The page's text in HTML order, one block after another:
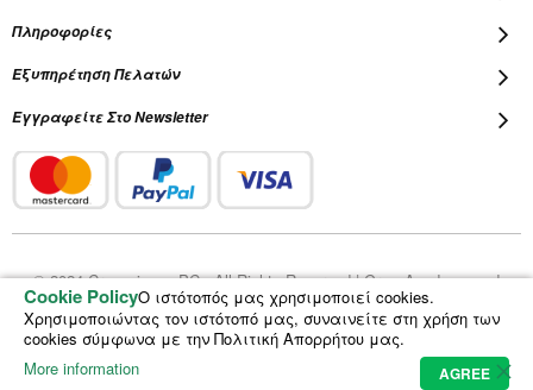
Cookie PolicyΟ ιστότοπός μας χρησιμοποιεί cookies.
Χρησιμοποιώντας τον ιστότοπό μας, συναινείτε στη χρήση των
cookies σύμφωνα με την Πολιτική Απορρήτου μας.
More information
AGREE
Πληροφορίες
Εξυπηρέτηση Πελατών
Εγγραφείτε Στο Newsletter
© 2024 Cropscience PC - All Rights Reserved | Grow Academy and
Plantalot are registered trademarks of Cropscience PC